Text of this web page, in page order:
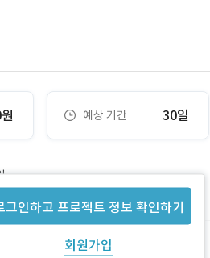
예상 기간 30일
그인하고 프로젝트 정보 확인하기
회원가입